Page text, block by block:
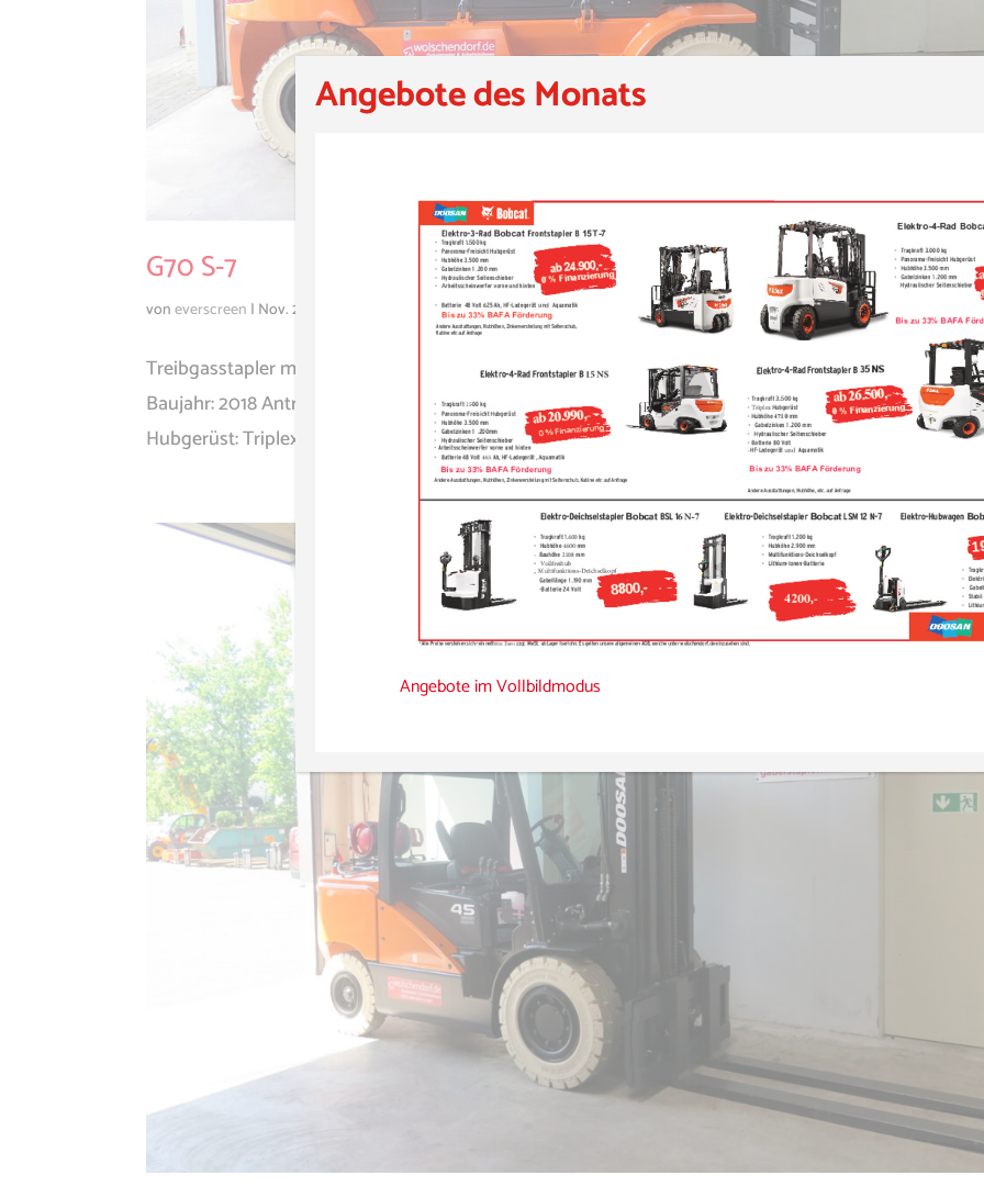
G70 S-7
voneverscreen | Nov. 27, 2020
Treibgasstapler mieten Frontstapler | G70 S-7 Hersteller: DOOSAN Tragfähigkeit: 7 to. bei 600 mm
Baujahr: 2018 Antriebseinheit: Stufenloses Automatikgetriebe Hubhöhe: 6050 mm Freihub: 2080 mm
Hubgerüst: Triplexmast Bauhöhe: 3040 mm Baubreite: 2108 mm Gabelzinken:...
Angebote des Monats
Angebote im Vollbildmodus